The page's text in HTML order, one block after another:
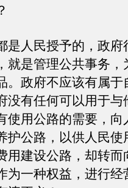
人民授予的，政府
就是管理公共事务，
。政府不应该有属于
有任何可以用于与
使用公路的需要，向
护公路，以供人民使
用建设公路，却转而
为一种权益，进行经